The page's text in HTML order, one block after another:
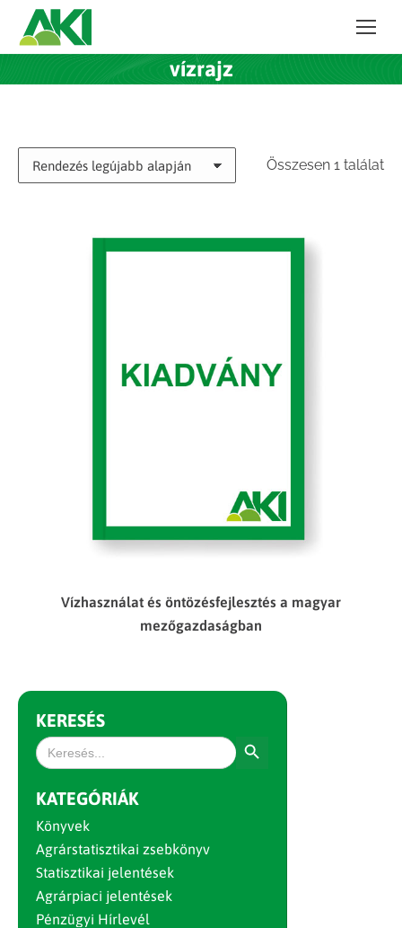
vízrajz
Összesen 1 találat
Vízhasználat és öntözésfejlesztés a magyar
mezőgazdaságban
KERESÉS
Search
for:
KATEGÓRIÁK
Könyvek
Agrárstatisztikai zsebkönyv
Statisztikai jelentések
Agrárpiaci jelentések
Pénzügyi Hírlevél